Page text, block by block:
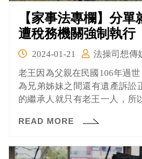
【家事法專欄】分
遭稅務機關強制執行
2024-01-21
法操司想傳
老王因為父親在民國106年過世，
為兄弟姊妹之間還有遺產訴訟
的繼承人就只有老王一人，所
後，覺得這樣下去也不是辦法
111年還是繼續收到法務部行
READ MORE